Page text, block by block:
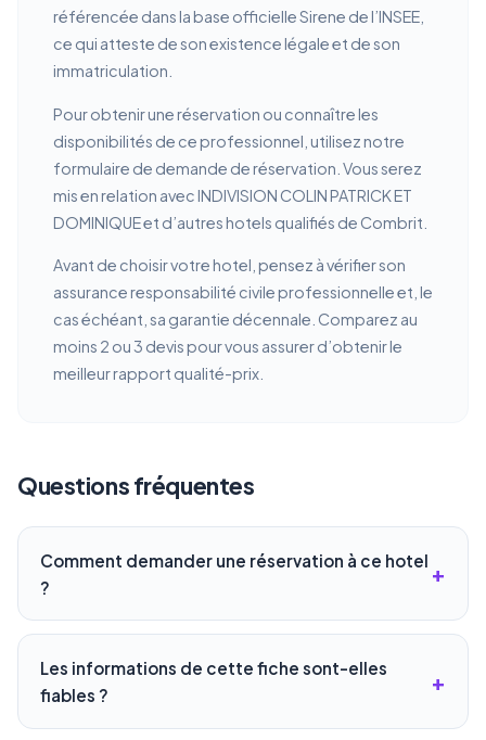
référencée dans la base officielle Sirene de l’INSEE,
ce qui atteste de son existence légale et de son
immatriculation.
Pour obtenir une réservation ou connaître les
disponibilités de ce professionnel, utilisez notre
formulaire de demande de réservation. Vous serez
mis en relation avec INDIVISION COLIN PATRICK ET
DOMINIQUE et d’autres hotels qualifiés de Combrit.
Avant de choisir votre hotel, pensez à vérifier son
assurance responsabilité civile professionnelle et, le
cas échéant, sa garantie décennale. Comparez au
moins 2 ou 3 devis pour vous assurer d’obtenir le
meilleur rapport qualité-prix.
Questions fréquentes
Comment demander une réservation à ce hotel
?
Les informations de cette fiche sont-elles
fiables ?